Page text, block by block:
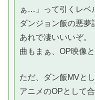
ぁ…」って引くレベ
ダンジョン飯の悪夢
あれで凄いいいぞ。
曲もまぁ、OP映像
ただ、ダン飯MVと
アニメのOPとして